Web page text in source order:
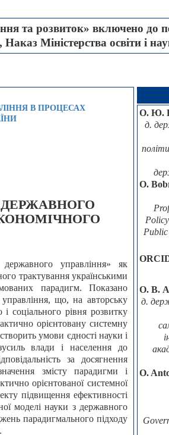
та розвиток» включено до
Міністерства освіти і
В ПРОЦЕСАХ
управління» як
трактування українськими
парадигм. Показано
що, на авторську
соціального рівня розвитку
орієнтовану системну
умови єдності науки і
влади і населення до
за досягнення
змісту парадигми і
орієнтованої системної
підвищення ефективності
моделі науки з державного
парадигмального підходу
О. Ю.
д.
O.
О. В.
д.
O.